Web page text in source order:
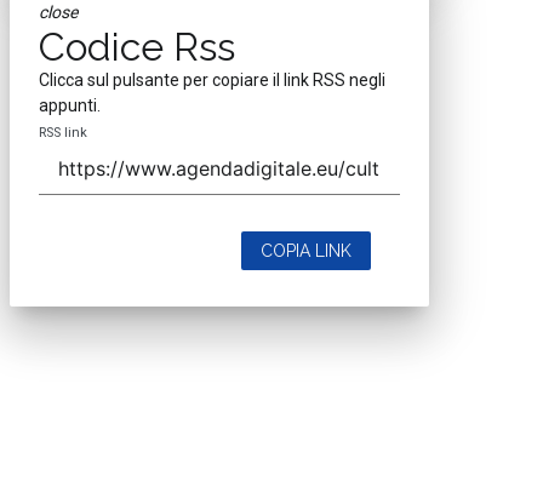
close
Codice Rss
Clicca sul pulsante per copiare il link RSS negli
appunti.
RSS link
COPIA LINK